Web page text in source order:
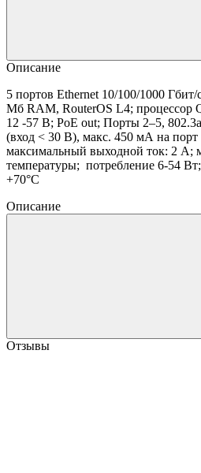
Описание
5 портов Ethernet 10/100/1000
Мб RAM, RouterOS L4; процессор
12 -57 В; PoE out; Порты 2–5,
(вход < 30 В), макс. 450 мА на порт
максимальный выходной ток: 2 А;
температуры; потребление 6-54
+70°C
Описание
Отзывы